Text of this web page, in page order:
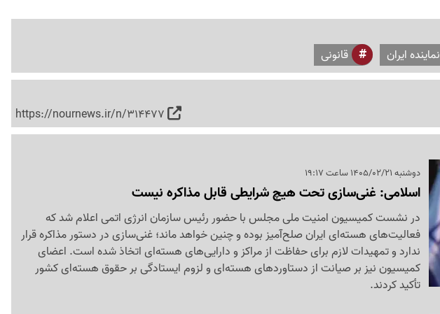
نماینده ایران قانونی
https://nournews.ir/n/314477
دوشنبه 1405/02/21 ساعت 19:17
اسلامی: غنی‌سازی تحت هیچ شرایطی قابل مذاکره نیست
در نشست کمیسیون امنیت ملی مجلس با حضور رئیس سازمان انرژی اتمی اعلام شد که
فعالیت‌های هسته‌ای ایران صلح‌آمیز بوده و چنین خواهد ماند؛ غنی‌سازی در دستور مذاکره قرار
ندارد و تمهیدات لازم برای حفاظت از مراکز و دارایی‌های هسته‌ای اتخاذ شده است. اعضای
کمیسیون نیز بر صیانت از دستاوردهای هسته‌ای و لزوم ایستادگی بر حقوق هسته‌ای کشور
تأکید کردند.